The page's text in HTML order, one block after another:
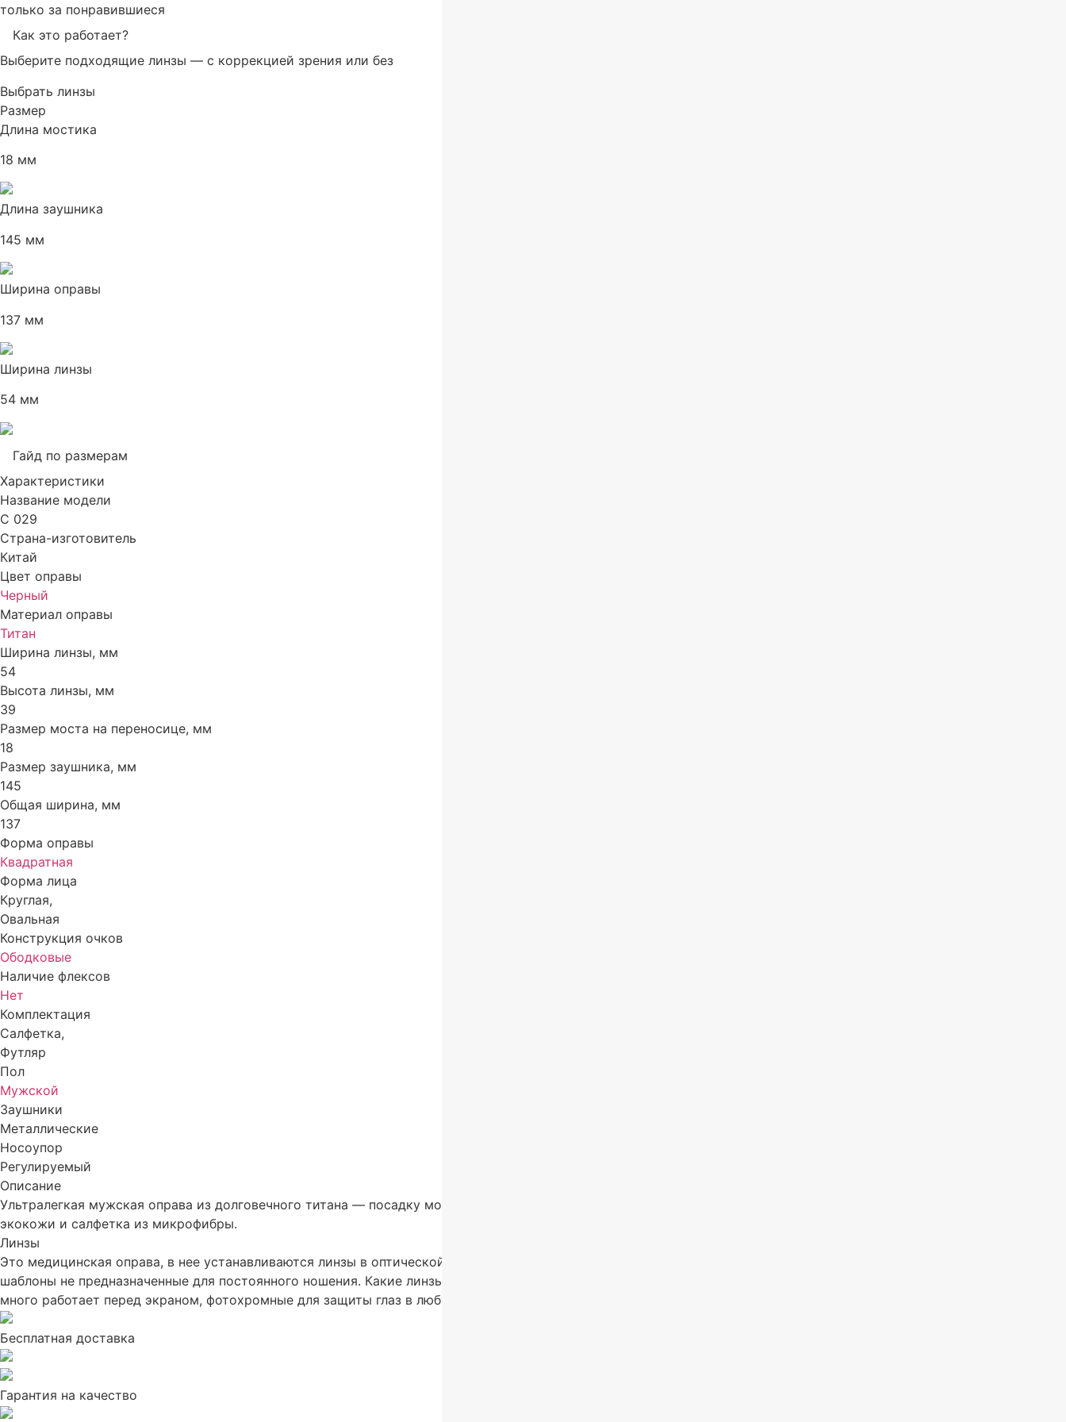
только за понравившиеся
Как это работает?
Выберите подходящие линзы — с коррекцией зрения или без
Выбрать линзы
Размер
Длина мостика
18 мм
Длина заушника
145 мм
Ширина оправы
137 мм
Ширина линзы
54 мм
Гайд по размерам
Характеристики
Название модели
C 029
Страна-изготовитель
Китай
Цвет оправы
Черный
Материал оправы
Титан
Ширина линзы, мм
54
Высота линзы, мм
39
Размер моста на переносице, мм
18
Размер заушника, мм
145
Общая ширина, мм
137
Форма оправы
Квадратная
Форма лица
Круглая,
Овальная
Конструкция очков
Ободковые
Наличие флексов
Нет
Комплектация
Салфетка,
Футляр
Пол
Мужской
Заушники
Металлические
Носоупор
Регулируемый
Описание
Ультралегкая мужская оправа из долговечного титана — посадку можно отрегулировать благодаря носоупорам. В подарок к онлайн-заказу идет мягкий футляр из
экокожи и салфетка из микрофибры.
Линзы
Это медицинская оправа, в нее устанавливаются линзы в оптической мастерской на выбор — с диоптриями или без. Изначально в оправе установлены фальш-
шаблоны не предназначенные для постоянного ношения. Какие линзы выбрать? Антибликовые подойдут для повседневного комфорта, компьютерные для тех, кто
много работает перед экраном, фотохромные для защиты глаз в любую погоду.
Бесплатная доставка
Гарантия на качество